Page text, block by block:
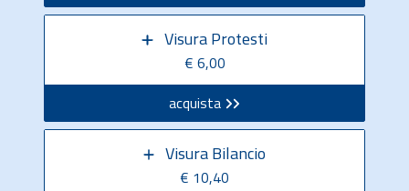
Visura Protesti
€ 6,00
acquista
Visura Bilancio
€ 10,40